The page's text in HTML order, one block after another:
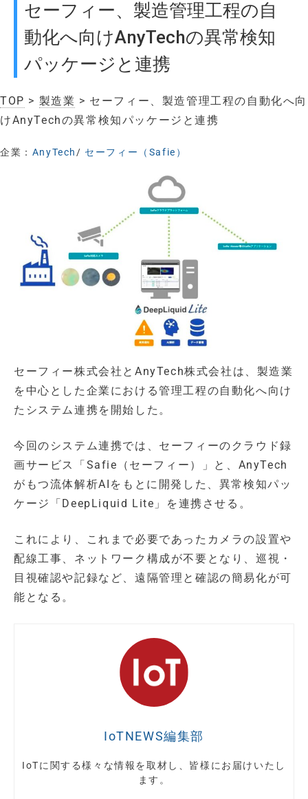
セーフィー、製造管理工程の自
動化へ向けAnyTechの異常検知
パッケージと連携
TOP > 製造業 > セーフィー、製造管理工程の自動化へ向
けAnyTechの異常検知パッケージと連携
企業： AnyTech/ セーフィー（Safie）
セーフィー株式会社とAnyTech株式会社は、製造業
を中心とした企業における管理工程の自動化へ向け
たシステム連携を開始した。
今回のシステム連携では、セーフィーのクラウド録
画サービス「Safie（セーフィー）」と、AnyTech
がもつ流体解析AIをもとに開発した、異常検知パッ
ケージ「DeepLiquid Lite」を連携させる。
これにより、これまで必要であったカメラの設置や
配線工事、ネットワーク構成が不要となり、巡視・
目視確認や記録など、遠隔管理と確認の簡易化が可
能となる。
IoTNEWS編集部
IoTに関する様々な情報を取材し、皆様にお届けいたし
ます。